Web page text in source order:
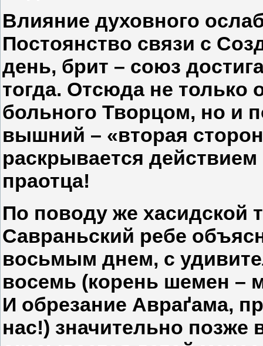
Влияние духовного
Постоянство связи с
день, брит – союз
тогда. Отсюда не только
больного Творцом, но и
вышний – «вторая
раскрывается
праотца!
По поводу же хасидской
Савраньский ребе
восьмым днем, с
восемь (корень шемен –
И обрезание Авраґама,
нас!) значительно позже